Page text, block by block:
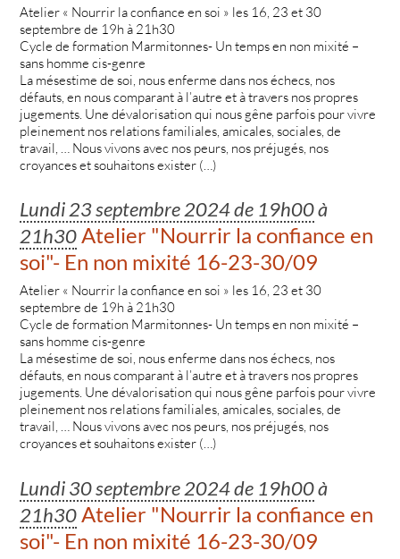
Atelier « Nourrir la confiance en soi » les 16, 23 et 30
septembre de 19h à 21h30
Cycle de formation Marmitonnes- Un temps en non mixité –
sans homme cis-genre
La mésestime de soi, nous enferme dans nos échecs, nos
défauts, en nous comparant à l’autre et à travers nos propres
jugements. Une dévalorisation qui nous gêne parfois pour vivre
pleinement nos relations familiales, amicales, sociales, de
travail, … Nous vivons avec nos peurs, nos préjugés, nos
croyances et souhaitons exister (…)
Lundi 23 septembre 2024 de 19h00à
21h30Atelier "Nourrir la confiance en
soi"- En non mixité 16-23-30/09
Atelier « Nourrir la confiance en soi » les 16, 23 et 30
septembre de 19h à 21h30
Cycle de formation Marmitonnes- Un temps en non mixité –
sans homme cis-genre
La mésestime de soi, nous enferme dans nos échecs, nos
défauts, en nous comparant à l’autre et à travers nos propres
jugements. Une dévalorisation qui nous gêne parfois pour vivre
pleinement nos relations familiales, amicales, sociales, de
travail, … Nous vivons avec nos peurs, nos préjugés, nos
croyances et souhaitons exister (…)
Lundi 30 septembre 2024 de 19h00à
21h30 Atelier "Nourrir la confiance en
soi"- En non mixité 16-23-30/09